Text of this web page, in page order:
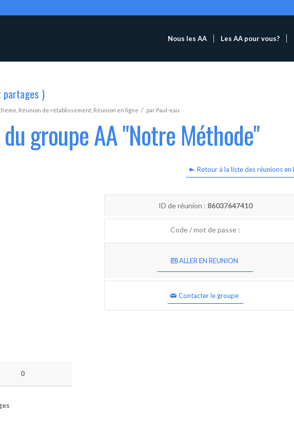
Nous les AA Les AA pour vous?
partages )
Réunion de rétablissement Réunion en ligne / par Paul-eau
groupe AA "Notre Méthode"
Retour à la liste des réunions en
0
ID de réunion : 86037647410
Code / mot de passe :
ALLER EN REUNION
Contacter le groupe